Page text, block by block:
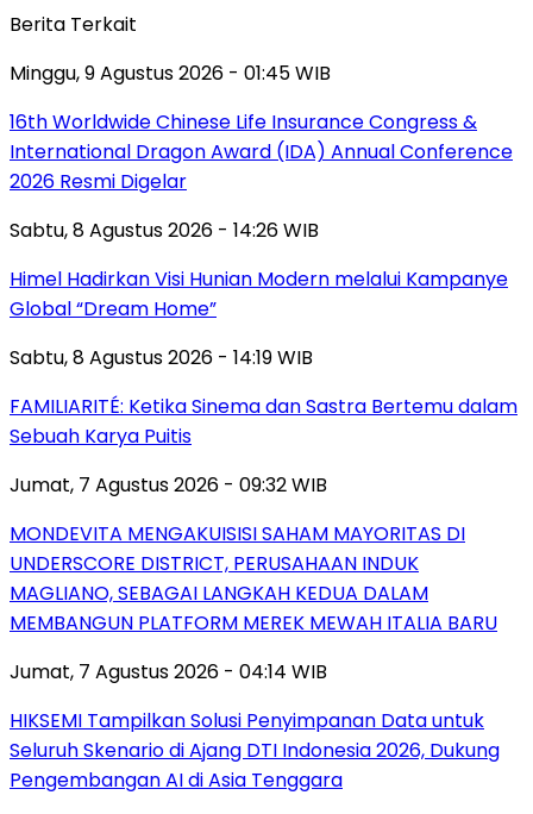
Berita Terkait
Minggu, 9 Agustus 2026 - 01:45 WIB
16th Worldwide Chinese Life Insurance Congress &
International Dragon Award (IDA) Annual Conference
2026 Resmi Digelar
Sabtu, 8 Agustus 2026 - 14:26 WIB
Himel Hadirkan Visi Hunian Modern melalui Kampanye
Global “Dream Home”
Sabtu, 8 Agustus 2026 - 14:19 WIB
FAMILIARITÉ: Ketika Sinema dan Sastra Bertemu dalam
Sebuah Karya Puitis
Jumat, 7 Agustus 2026 - 09:32 WIB
MONDEVITA MENGAKUISISI SAHAM MAYORITAS DI
UNDERSCORE DISTRICT, PERUSAHAAN INDUK
MAGLIANO, SEBAGAI LANGKAH KEDUA DALAM
MEMBANGUN PLATFORM MEREK MEWAH ITALIA BARU
Jumat, 7 Agustus 2026 - 04:14 WIB
HIKSEMI Tampilkan Solusi Penyimpanan Data untuk
Seluruh Skenario di Ajang DTI Indonesia 2026, Dukung
Pengembangan AI di Asia Tenggara